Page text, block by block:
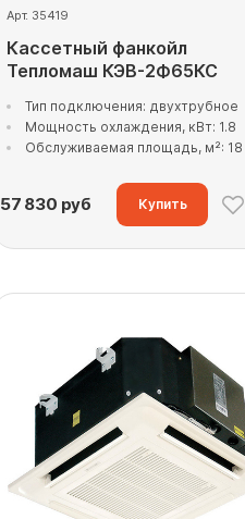
Арт. 35419
Кассетный фанкойл
Тепломаш КЭВ-2Ф65КС
Тип подключения: двухтрубное
Мощность охлаждения, кВт: 1.8
Обслуживаемая площадь, м²: 18
57 830 руб Купить